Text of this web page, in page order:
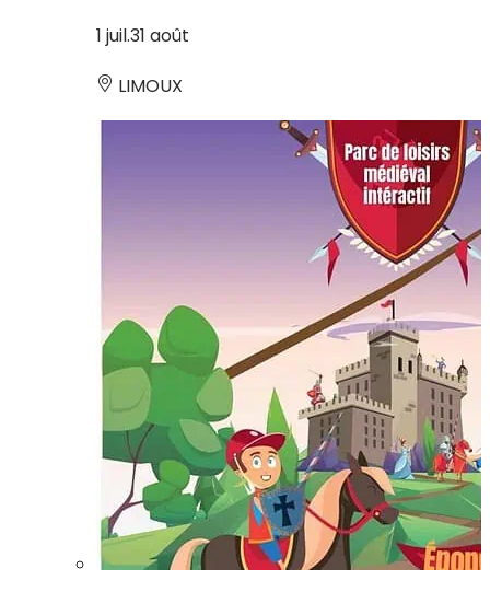
1 juil.31 août
LIMOUX